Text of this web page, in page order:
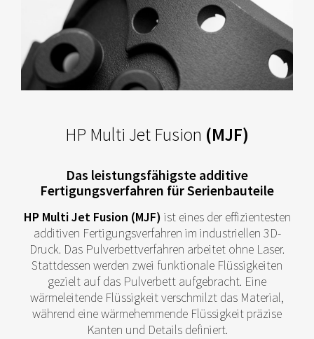
HP Multi Jet Fusion (MJF)
Das leistungsfähigste additive
Fertigungsverfahren für Serienbauteile
HP Multi Jet Fusion (MJF) ist eines der effizientesten
additiven Fertigungsverfahren im industriellen 3D-
Druck. Das Pulverbettverfahren arbeitet ohne Laser.
Stattdessen werden zwei funktionale Flüssigkeiten
gezielt auf das Pulverbett aufgebracht. Eine
wärmeleitende Flüssigkeit verschmilzt das Material,
während eine wärmehemmende Flüssigkeit präzise
Kanten und Details definiert.